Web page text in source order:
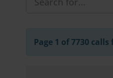
Page 1 of 7730